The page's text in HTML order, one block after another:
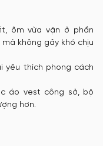
ôm vừa vặn ở phần
không gây khó chịu
yêu thích phong cách
áo vest công sở, bộ
hơn.